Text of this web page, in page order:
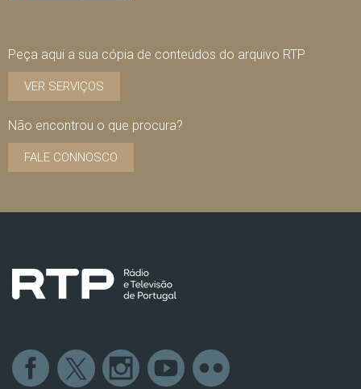
Peça aqui a sua cópia de conteúdos do arquivo RTP
VER SERVIÇOS
Não encontrou o que procura?
FALE CONNOSCO